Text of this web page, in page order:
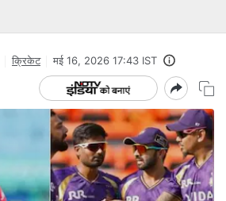
क्रिकेट मई 16, 2026 17:43 IST